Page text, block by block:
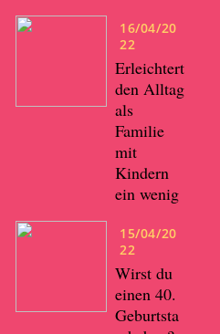
16/04/20
22
Erleichtert
den Alltag
als
Familie
mit
Kindern
ein wenig
15/04/20
22
Wirst du
einen 40.
Geburtsta